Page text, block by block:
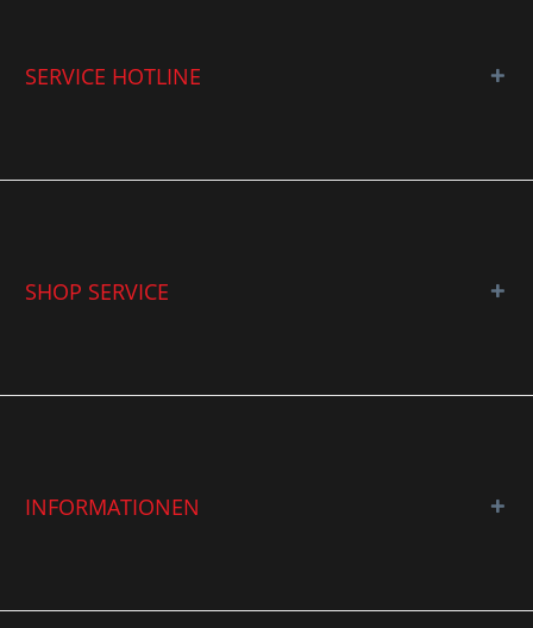
SERVICE HOTLINE
SHOP SERVICE
INFORMATIONEN